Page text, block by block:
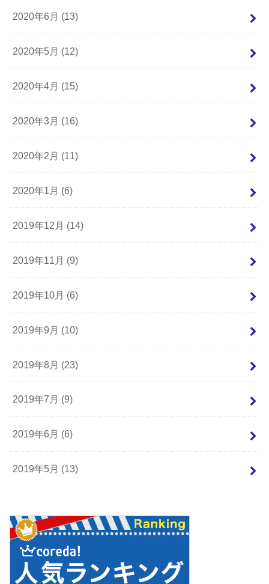
2020年6月 (13)
2020年5月 (12)
2020年4月 (15)
2020年3月 (16)
2020年2月 (11)
2020年1月 (6)
2019年12月 (14)
2019年11月 (9)
2019年10月 (6)
2019年9月 (10)
2019年8月 (23)
2019年7月 (9)
2019年6月 (6)
2019年5月 (13)